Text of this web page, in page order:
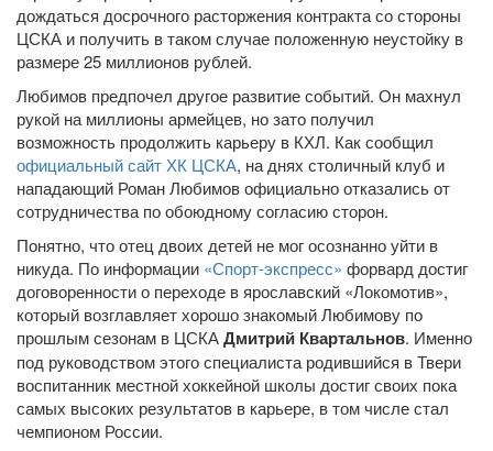
дождаться досрочного расторжения контракта со стороны
ЦСКА и получить в таком случае положенную неустойку в
размере 25 миллионов рублей.
Любимов предпочел другое развитие событий. Он махнул
рукой на миллионы армейцев, но зато получил
возможность продолжить карьеру в КХЛ. Как сообщил
официальный сайт ХК ЦСКА, на днях столичный клуб и
нападающий Роман Любимов официально отказались от
сотрудничества по обоюдному согласию сторон.
Понятно, что отец двоих детей не мог осознанно уйти в
никуда. По информации «Спорт-экспресс» форвард достиг
договоренности о переходе в ярославский «Локомотив»,
который возглавляет хорошо знакомый Любимову по
прошлым сезонам в ЦСКАДмитрий Квартальнов. Именно
под руководством этого специалиста родившийся в Твери
воспитанник местной хоккейной школы достиг своих пока
самых высоких результатов в карьере, в том числе стал
чемпионом России.